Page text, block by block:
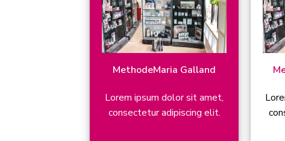
MethodeMaria Galland
Lorem ipsum dolor sit amet,
consectetur adipiscing elit.